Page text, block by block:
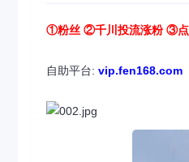
①粉丝 ②千川投流涨粉 ③
自助平台: vip.fen168.com